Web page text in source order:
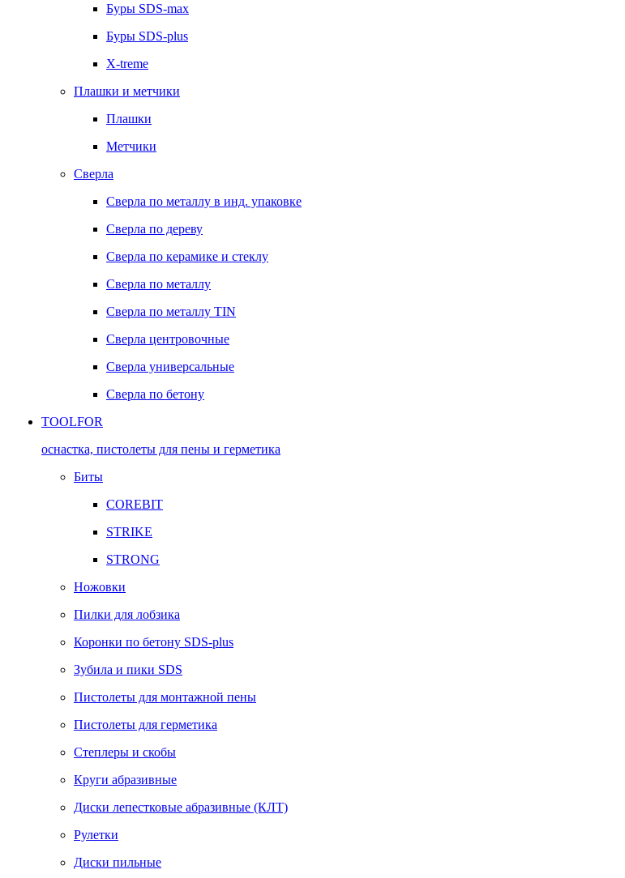
Буры SDS-max
Буры SDS-plus
X-treme
Плашки и метчики
Плашки
Метчики
Сверла
Сверла по металлу в инд. упаковке
Сверла по дереву
Сверла по керамике и стеклу
Сверла по металлу
Сверла по металлу TIN
Сверла центровочные
Сверла универсальные
Сверла по бетону
TOOLFOR
оснастка, пистолеты для пены и герметика
Биты
COREBIT
STRIKE
STRONG
Ножовки
Пилки для лобзика
Коронки по бетону SDS-plus
Зубила и пики SDS
Пистолеты для монтажной пены
Пистолеты для герметика
Степлеры и скобы
Круги абразивные
Диски лепестковые абразивные (КЛТ)
Рулетки
Диски пильные